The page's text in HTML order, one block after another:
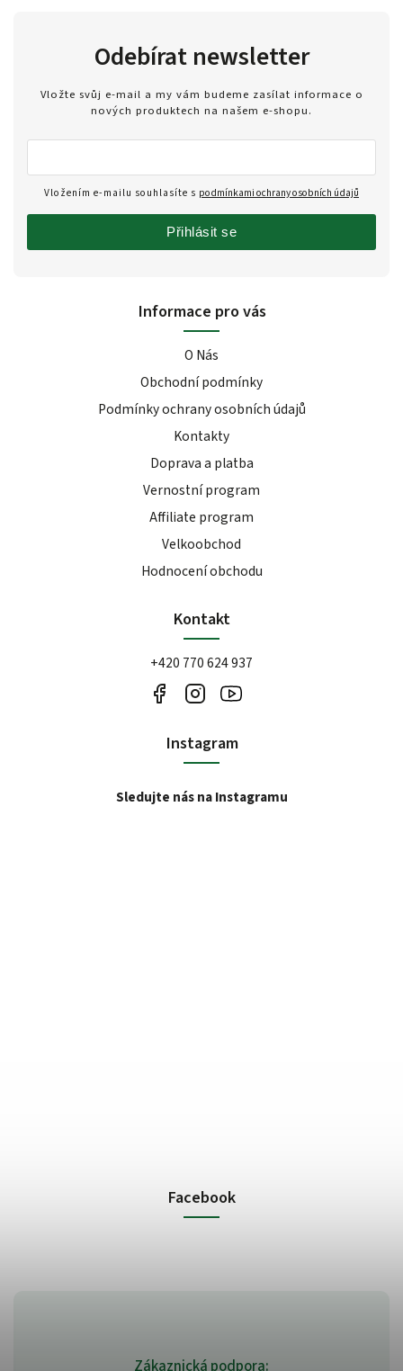
Zákaznická podpora:
Informace pro vás
O Nás
Obchodní podmínky
Podmínky ochrany osobních údajů
Kontakty
Doprava a platba
Vernostní program
Affiliate program
Velkoobchod
Hodnocení obchodu
Kontakt
+420 770 624 937
Instagram
Sledujte nás na Instagramu
Facebook
Odebírat newsletter
Vložte svůj e-mail a my vám budeme zasílat informace o
nových produktech na našem e-shopu.
Vložením e-mailu souhlasíte s podmínkami ochrany osobních údajů
Přihlásit se